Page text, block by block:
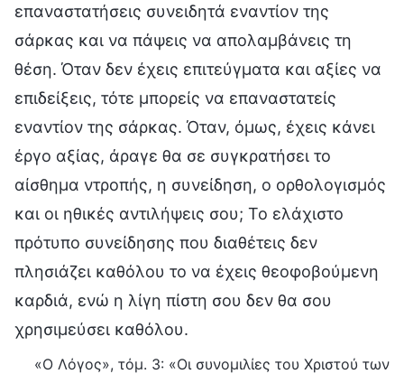
επαναστατήσεις συνειδητά εναντίον της
σάρκας και να πάψεις να απολαμβάνεις τη
θέση. Όταν δεν έχεις επιτεύγματα και αξίες να
επιδείξεις, τότε μπορείς να επαναστατείς
εναντίον της σάρκας. Όταν, όμως, έχεις κάνει
έργο αξίας, άραγε θα σε συγκρατήσει το
αίσθημα ντροπής, η συνείδηση, ο ορθολογισμός
και οι ηθικές αντιλήψεις σου; Το ελάχιστο
πρότυπο συνείδησης που διαθέτεις δεν
πλησιάζει καθόλου το να έχεις θεοφοβούμενη
καρδιά, ενώ η λίγη πίστη σου δεν θα σου
χρησιμεύσει καθόλου.
«Ο Λόγος», τόμ. 3: «Οι συνομιλίες του Χριστού των